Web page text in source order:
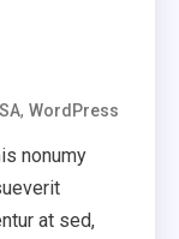
,WordPress
nonumy
at sed,